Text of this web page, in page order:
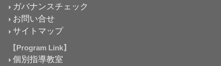
ガバナンスチェック
お問い合せ
サイトマップ
【Program Link】
個別指導教室